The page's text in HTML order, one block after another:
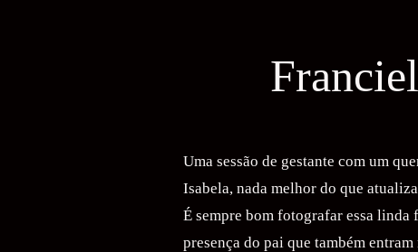
Uma sessão de gestante com um
Isabela, nada melhor do que
É sempre bom fotografar essa linda
presença do pai que também